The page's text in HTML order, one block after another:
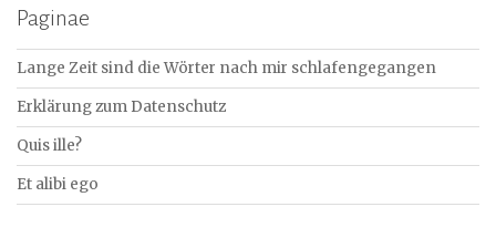
Paginae
Lange Zeit sind die Wörter nach mir schlafengegangen
Erklärung zum Datenschutz
Quis ille?
Et alibi ego